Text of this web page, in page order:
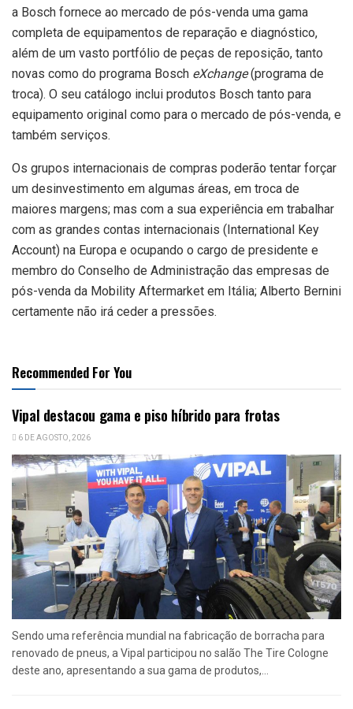
a Bosch fornece ao mercado de pós-venda uma gama
completa de equipamentos de reparação e diagnóstico,
além de um vasto portfólio de peças de reposição, tanto
novas como do programa Bosch eXchange(programa de
troca). O seu catálogo inclui produtos Bosch tanto para
equipamento original como para o mercado de pós-venda, e
também serviços.
Os grupos internacionais de compras poderão tentar forçar
um desinvestimento em algumas áreas, em troca de
maiores margens; mas com a sua experiência em trabalhar
com as grandes contas internacionais (International Key
Account) na Europa e ocupando o cargo de presidente e
membro do Conselho de Administração das empresas de
pós-venda da Mobility Aftermarket em Itália; Alberto Bernini
certamente não irá ceder a pressões.
Recommended For You
Vipal destacou gama e piso híbrido para frotas
6 DE AGOSTO, 2026
Sendo uma referência mundial na fabricação de borracha para
renovado de pneus, a Vipal participou no salão The Tire Cologne
deste ano, apresentando a sua gama de produtos,...